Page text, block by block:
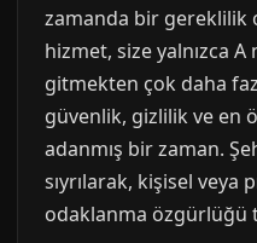
zamanda bir gereklilik
hizmet, size yalnızca A
gitmekten çok daha
güvenlik, gizlilik ve en
adanmış bir zaman.
sıyrılarak, kişisel veya
odaklanma özgürlüğü